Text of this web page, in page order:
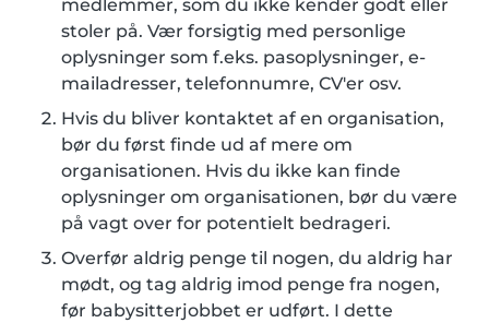
medlemmer, som du ikke kender godt eller
stoler på. Vær forsigtig med personlige
oplysninger som f.eks. pasoplysninger, e-
mailadresser, telefonnumre, CV'er osv.
Hvis du bliver kontaktet af en organisation,
bør du først finde ud af mere om
organisationen. Hvis du ikke kan finde
oplysninger om organisationen, bør du være
på vagt over for potentielt bedrageri.
Overfør aldrig penge til nogen, du aldrig har
mødt, og tag aldrig imod penge fra nogen,
før babysitterjobbet er udført. I dette